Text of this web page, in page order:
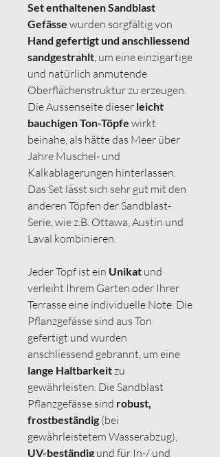
Set enthaltenen Sandblast
Gefässe wurden sorgfältig von
Hand gefertigt und anschliessend
sandgestrahlt , um eine einzigartige
und natürlich anmutende
Oberflächenstruktur zu erzeugen.
Die Aussenseite dieser leicht
bauchigen Ton-Töpfe wirkt
beinahe, als hätte das Meer über
Jahre Muschel- und
Kalkablagerungen hinterlassen.
Das Set lässt sich sehr gut mit den
anderen Töpfen der Sandblast-
Serie, wie z.B. Ottawa, Austin und
Laval kombinieren.
Jeder Topf ist ein Unikat und
verleiht Ihrem Garten oder Ihrer
Terrasse eine individuelle Note. Die
Pflanzgefässe sind aus Ton
gefertigt und wurden
anschliessend gebrannt, um eine
lange Haltbarkeitzu
gewährleisten. Die Sandblast
Pflanzgefässe sind robust,
frostbeständig (bei
gewährleistetem Wasserabzug),
UV-beständig und für In-/ und